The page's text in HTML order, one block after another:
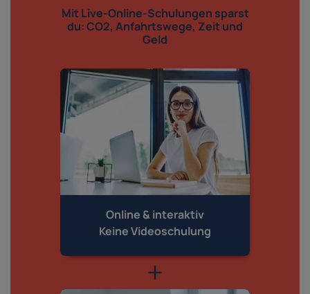
Mit Live-Online-Schulungen sparst
du: CO2, Anfahrtswege, Zeit und
Geld
Online & interaktiv
Keine Videoschulung